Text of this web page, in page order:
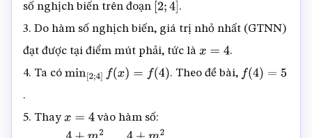
số nghịch biến trên đoạn [2; 4] .
3. Do hàm số nghịch biến, giá trị nhỏ nhất (GTNN)
đạt được tại điểm mút phải, tức là x=4
.
4. Ta có min[2;4 ]f (x)=f(4) . Theo đề bài, f( 4)= 5
.
5. Thay x=4 vào hàm số: